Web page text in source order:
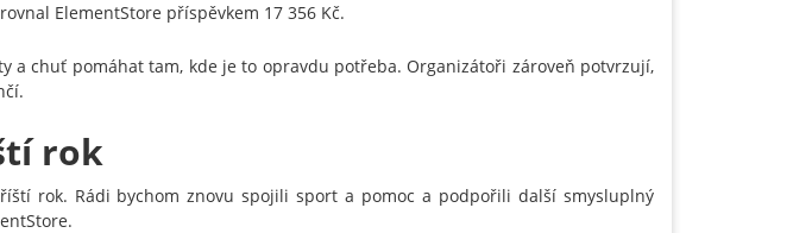
ElementStore příspěvkem 17 356 Kč.
a chuť pomáhat tam, kde je to opravdu potřeba. Organizátoři zároveň potvrzují,
rok
rok. Rádi bychom znovu spojili sport a pomoc a podpořili další smysluplný